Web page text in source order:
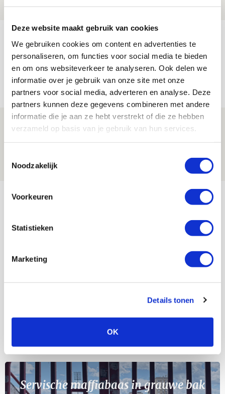
Deze website maakt gebruik van cookies
We gebruiken cookies om content en advertenties te
personaliseren, om functies voor social media te bieden
en om ons websiteverkeer te analyseren. Ook delen we
informatie over je gebruik van onze site met onze
partners voor social media, adverteren en analyse. Deze
partners kunnen deze gegevens combineren met andere
informatie die je aan ze hebt verstrekt of die ze hebben
verzameld op basis van je gebruik van hun services.
Noodzakelijk
Voorkeuren
Statistieken
Marketing
Details tonen
OK
spreekt over Godts, Baas en
aanwinsten
07 AUGUSTUS 2026 - 14:13
NIEUWS
Volop enthousiasme in fotoverslag van
FOTOVERSLAG
AUG
11
Servische maffiabaas in grauwe bak